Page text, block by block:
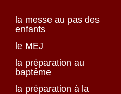
la messe au pas des
enfants
le MEJ
la préparation au
baptême
la préparation à la